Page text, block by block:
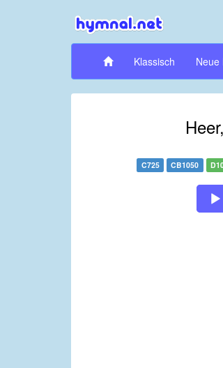
Klassisch Neue
C725 CB1050
Audio
Player